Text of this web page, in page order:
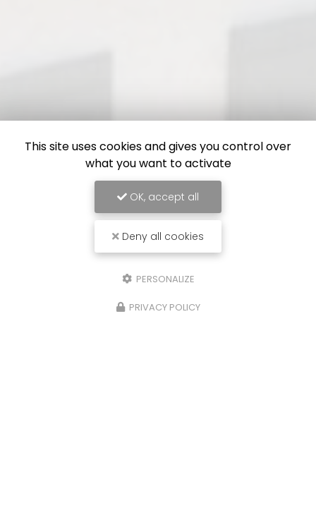
This site uses cookies and gives you control over
what you want to activate
OK, accept all
Deny all cookies
PERSONALIZE
PRIVACY POLICY